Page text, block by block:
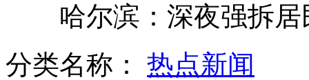
台北5月1号起开征豪宅税
哈尔滨：深夜强拆居
分类名称： 热点新闻